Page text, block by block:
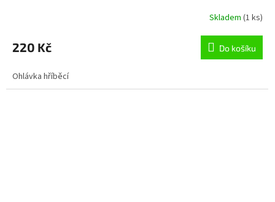
Skladem (1 ks)
220 Kč Do košíku
Ohlávka hříběcí